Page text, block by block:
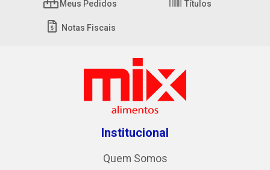
Meus Pedidos Títulos
Notas Fiscais
Institucional
Quem Somos